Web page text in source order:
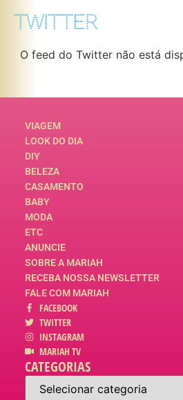
TWITTER
O feed do Twitter não está
VIAGEM
LOOK DO DIA
DIY
BELEZA
CASAMENTO
BABY
MODA
ETC
ANUNCIE
SOBRE A MARIAH
RECEBA NOSSA NEWSLETTER
FALE COM MARIAH
FACEBOOK
TWITTER
INSTAGRAM
MARIAH TV
CATEGORIAS